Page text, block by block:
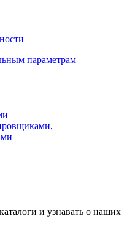
параметрам
и узнавать о наших